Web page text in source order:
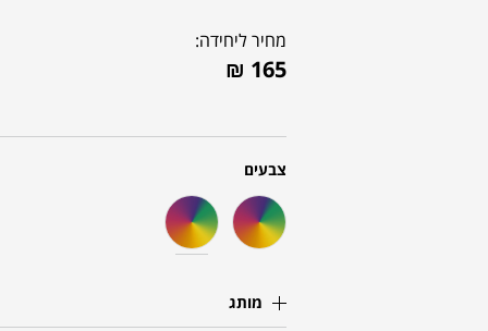
מחיר ליחידה:
₪ 165
צבעים
מותג